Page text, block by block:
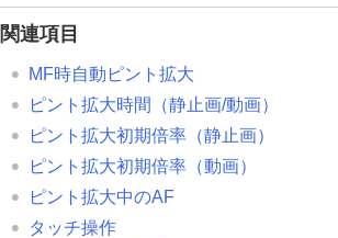
露出/測光を調整する
ISO感度を選ぶ
ホワイトバランス
Log撮影の設定
画像に効果を加える
ドライブモードを使う
関連項目
MF時自動ピント拡大
ピント拡大時間
（静止画/動画）
ピント拡大初期倍率 （静止画）
ピント拡大初期倍率 （動画）
ピント拡大中のAF
タッチ操作